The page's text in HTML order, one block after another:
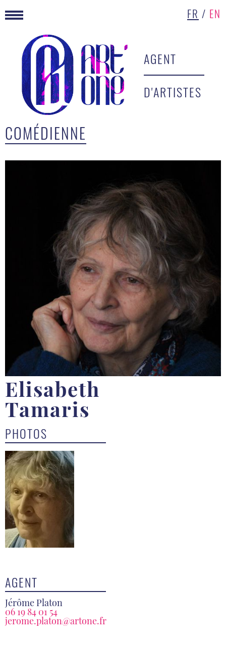
FR / EN
AGENT
D'ARTISTES
COMÉDIENNE
Elisabeth
Tamaris
PHOTOS
AGENT
Jérôme Platon
06 19 84 01 54
jerome.platon@artone.fr